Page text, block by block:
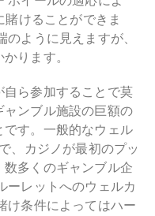
けることができま
ように見えますが、
ります。
ら参加することで莫
ンブル施設の巨額の
す。一般的なウェル
、カジノが最初のプッ
数多くのギャンブル企
ーレットへのウェルカ
け条件によってはハー